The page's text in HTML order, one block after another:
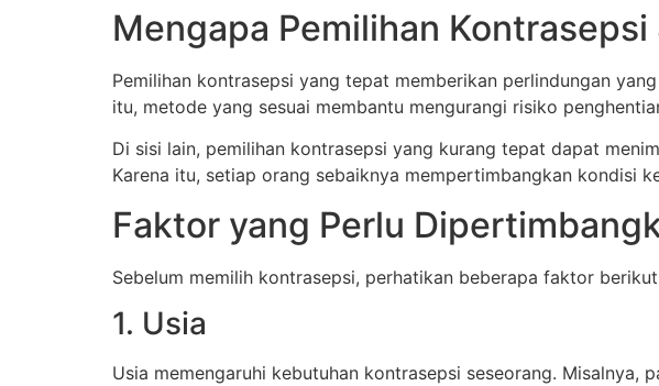
Mengapa Pemilihan
Pemilihan kontrasepsi yang tepat memberikan perlindungan
itu, metode yang sesuai membantu mengurangi risiko
Di sisi lain, pemilihan kontrasepsi yang kurang tepat dapat
Karena itu, setiap orang sebaiknya mempertimbangkan kondisi
Faktor yang Perlu
Sebelum memilih kontrasepsi, perhatikan beberapa faktor
1. Usia
Usia memengaruhi kebutuhan kontrasepsi seseorang.